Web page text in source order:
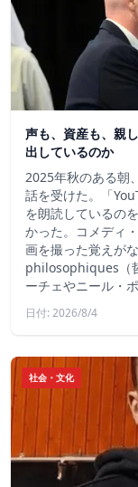
声も、資産も、親
出しているのか
2025年秋のある朝
話を受けた。「
を朗読しているの
かった。コメディ
画を撮った覚えが
philosophiques（
ーチェやニール・
日付: 2026/8/4
社会・文化